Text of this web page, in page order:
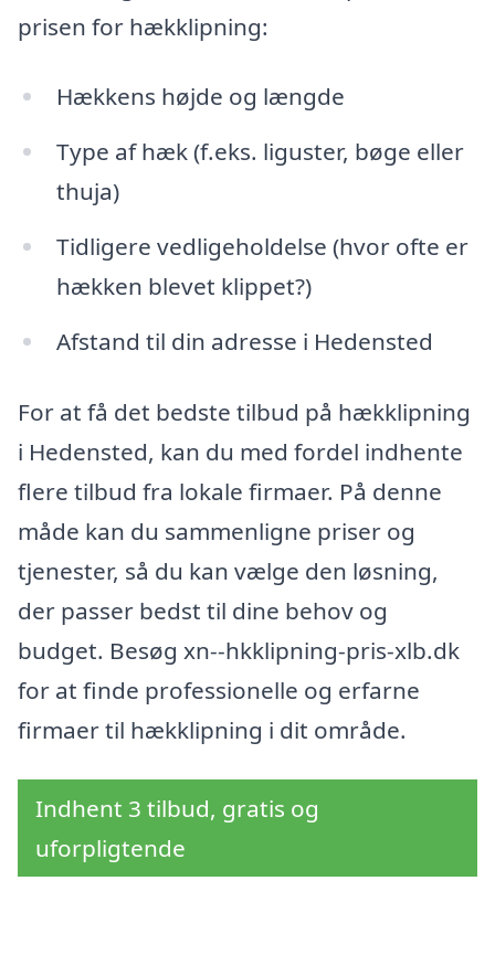
prisen for hækklipning:
Hækkens højde og længde
Type af hæk (f.eks. liguster, bøge eller
thuja)
Tidligere vedligeholdelse (hvor ofte er
hækken blevet klippet?)
Afstand til din adresse i Hedensted
For at få det bedste tilbud på hækklipning
i Hedensted, kan du med fordel indhente
flere tilbud fra lokale firmaer. På denne
måde kan du sammenligne priser og
tjenester, så du kan vælge den løsning,
der passer bedst til dine behov og
budget. Besøg xn--hkklipning-pris-xlb.dk
for at finde professionelle og erfarne
firmaer til hækklipning i dit område.
Indhent 3 tilbud, gratis og
uforpligtende